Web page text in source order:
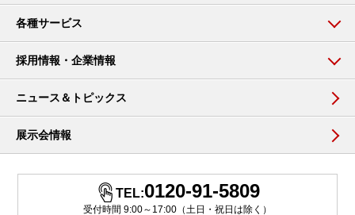
各種サービス
採用情報・企業情報
ニュース＆トピックス
展示会情報
TEL:0120-91-5809
受付時間 9:00～17:00（土日・祝日は除く）